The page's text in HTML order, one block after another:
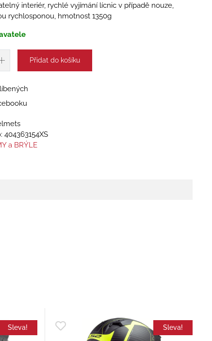
interiér, rychlé vyjímání lícnic v případě nouze,
rychlosponou, hmotnost 1350g
Přidat do košíku
404363154XS
a BRÝLE
Sleva! Sleva!